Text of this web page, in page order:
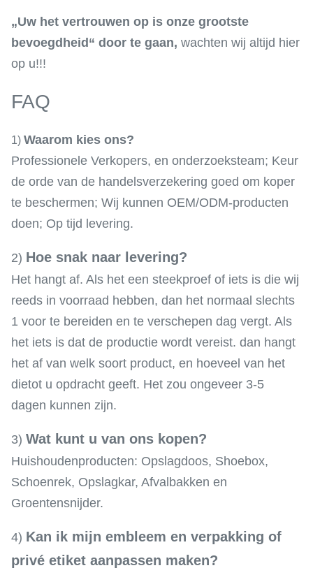
„Uw het vertrouwen op is onze grootste
bevoegdheid“ door te gaan, wachten wij altijd hier
op u!!!
FAQ
1) Waarom kies ons?
Professionele Verkopers, en onderzoeksteam; Keur
de orde van de handelsverzekering goed om koper
te beschermen; Wij kunnen OEM/ODM-producten
doen; Op tijd levering.
2) Hoe snak naar levering?
Het hangt af. Als het een steekproef of iets is die wij
reeds in voorraad hebben, dan het normaal slechts
1 voor te bereiden en te verschepen dag vergt. Als
het iets is dat de productie wordt vereist. dan hangt
het af van welk soort product, en hoeveel van het
dietot u opdracht geeft. Het zou ongeveer 3-5
dagen kunnen zijn.
3) Wat kunt u van ons kopen?
Huishoudenproducten: Opslagdoos, Shoebox,
Schoenrek, Opslagkar, Afvalbakken en
Groentensnijder.
4) Kan ik mijn embleem en verpakking of
privé etiket aanpassen maken?